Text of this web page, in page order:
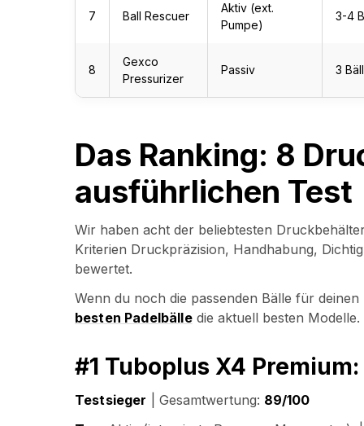
7 Ball Rescuer
Aktiv (ext.
Pumpe)
3-4
8
Gexco
Pressurizer
Passiv 3
Das Ranking: 8
ausführlichen Test
Wir haben acht der beliebtesten
Kriterien Druckpräzision, Handhabung,
bewertet.
Wenn du noch die passenden Bälle für
besten Padelbälledie aktuell besten Modelle.
#1 Tuboplus X4
Testsieger | Gesamtwertung: 89/100